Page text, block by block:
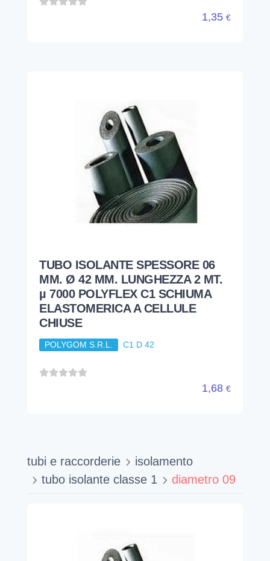
1,35 €
TUBO ISOLANTE SPESSORE 06
MM. Ø 42 MM. LUNGHEZZA 2 MT.
µ 7000 POLYFLEX C1 SCHIUMA
ELASTOMERICA A CELLULE
CHIUSE
POLYGOM S.R.L. C1 D 42
1,68 €
tubi e raccorderie
isolamento
tubo isolante classe 1
diametro 09